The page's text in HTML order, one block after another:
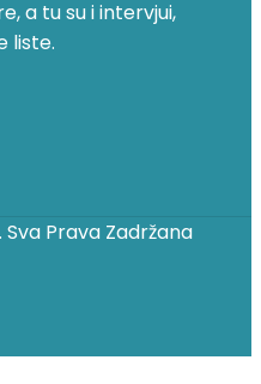
a tu su i intervjui,
liste.
Prava Zadržana